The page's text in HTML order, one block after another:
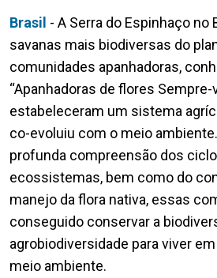
Brasil - A Serra do Espinhaço no
savanas mais biodiversas do
comunidades apanhadoras,
“Apanhadoras de flores Sempre-
estabeleceram um sistema
co-evoluiu com o meio
profunda compreensão dos
ecossistemas, bem como do
manejo da flora nativa, essas
conseguido conservar a
agrobiodiversidade para viver
meio ambiente.